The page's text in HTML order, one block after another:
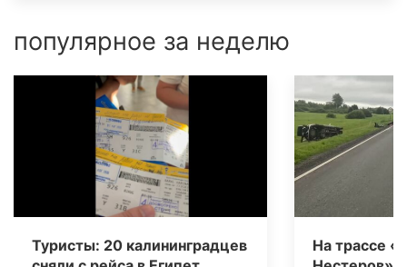
популярное за неделю
Туристы: 20 калининградцев
На трассе